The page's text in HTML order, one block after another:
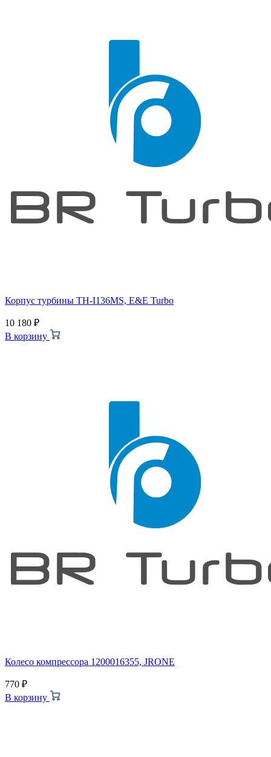
Корпус турбины TH-I136MS, E&E Turbo
10 180 ₽
В корзину
Колесо компрессора 1200016355, JRONE
770 ₽
В корзину